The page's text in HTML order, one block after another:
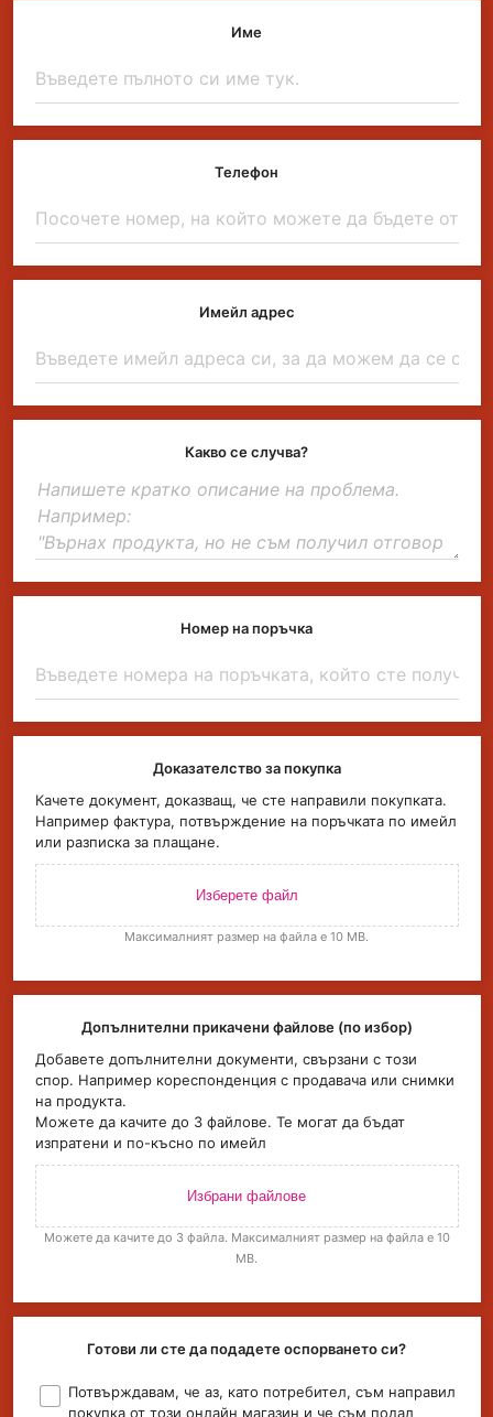
Име
Телефон
Имейл адрес
Какво се случва?
Номер на поръчка
Доказателство за покупка
Качете документ, доказващ, че сте направили покупката.
Например фактура, потвърждение на поръчката по имейл
или разписка за плащане.
Изберете файл
Максималният размер на файла е 10 MB.
Допълнителни прикачени файлове (по избор)
Добавете допълнителни документи, свързани с този
спор. Например кореспонденция с продавача или снимки
на продукта.
Можете да качите до 3 файлове. Те могат да бъдат
изпратени и по-късно по имейл
Избрани файлове
Можете да качите до 3 файла. Максималният размер на файла е 10
MB.
Готови ли сте да подадете оспорването си?
Потвърждавам, че аз, като потребител, съм направил
покупка от този онлайн магазин и че съм подал